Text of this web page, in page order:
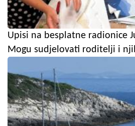
Upisi na besplatne radionice
Mogu sudjelovati roditelji i